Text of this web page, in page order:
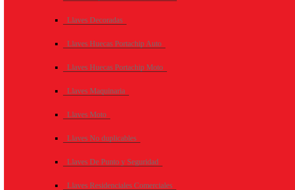
Llaves Decoradas
Llaves Huecas Portachip Auto
Llaves Huecas Portachip Moto
Llaves Maquinaria
Llaves Moto
Llaves No duplicables
Llaves De Punto y Seguridad
Llaves Residenciales Comerciales